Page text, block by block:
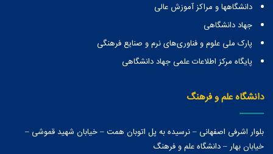
دانشگاهها و مراكز آموزش عالی
جهاد دانشگاهی
پارک ملی علوم و فناوری‌های نرم و صنایع فرهنگی
پایگاه مرکز اطلاعات علمی جهاد دانشگاهی
دانشگاه علم و فرهنگ
بلوار اشرفی اصفهانی – نرسیده به پل اتوبان همت – خیابان شهید قموشی –
خیابان بهار – دانشگاه علم و فرهنگ